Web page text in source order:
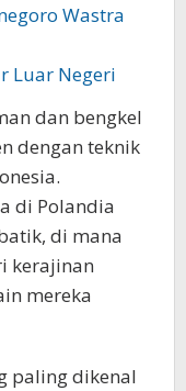
Wastra
Luar Negeri
dan bengkel
dengan teknik
di Polandia
di mana
kerajinan
mereka
paling dikenal